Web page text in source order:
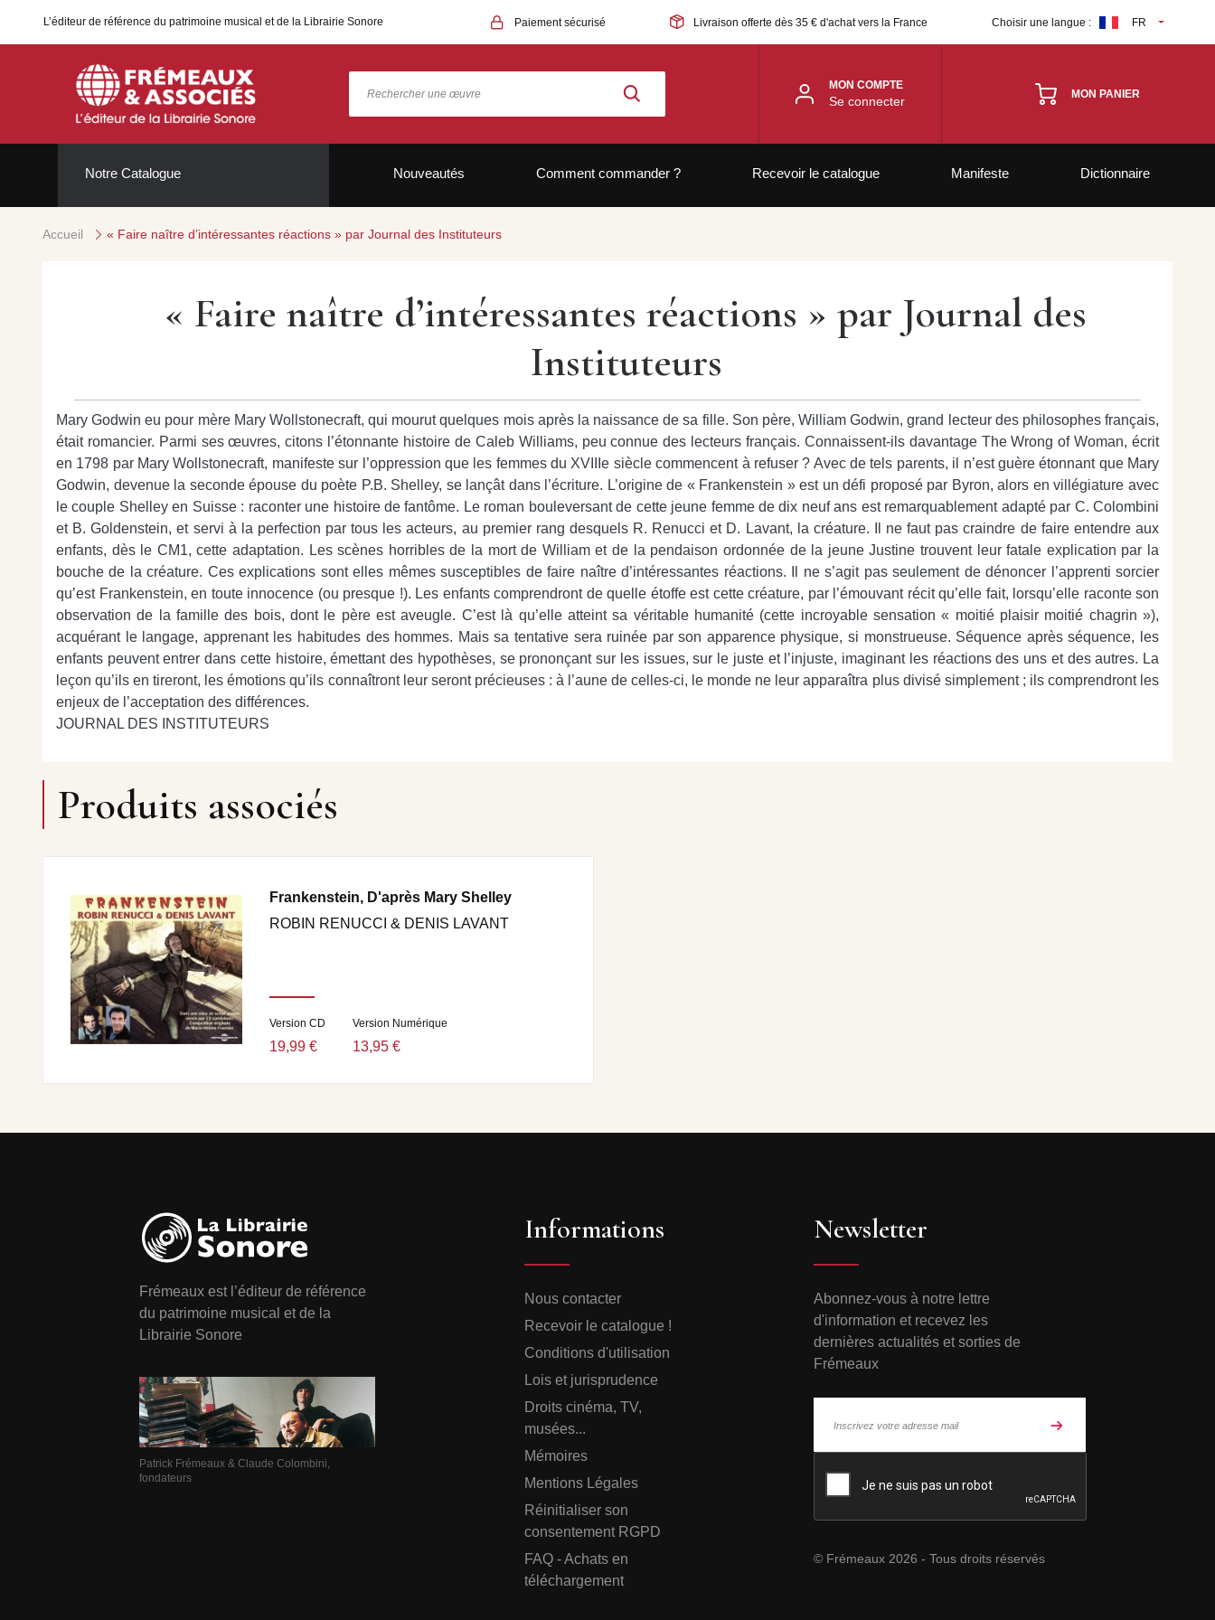
L’éditeur de référence du patrimoine musical et de la Librairie Sonore Paiement sécurisé Livraison offerte dès 35 € d'achat vers la France Choisir une langue : FR
MON COMPTE
Se connecter MON PANIER
Notre Catalogue Nouveautés Comment commander ? Recevoir le catalogue Manifeste Dictionnaire
Accueil « Faire naître d’intéressantes réactions » par Journal des Instituteurs
« Faire naître d’intéressantes réactions » par Journal des
Instituteurs
Mary Godwin eu pour mère Mary Wollstonecraft, qui mourut quelques mois après la naissance de sa fille. Son père, William Godwin, grand lecteur des philosophes français,
était romancier. Parmi ses œuvres, citons l’étonnante histoire de Caleb Williams, peu connue des lecteurs français. Connaissent-ils davantage The Wrong of Woman, écrit
en 1798 par Mary Wollstonecraft, manifeste sur l’oppression que les femmes du XVIIIe siècle commencent à refuser ? Avec de tels parents, il n’est guère étonnant que Mary
Godwin, devenue la seconde épouse du poète P.B. Shelley, se lançât dans l’écriture. L’origine de « Frankenstein » est un défi proposé par Byron, alors en villégiature avec
le couple Shelley en Suisse : raconter une histoire de fantôme. Le roman bouleversant de cette jeune femme de dix neuf ans est remarquablement adapté par C. Colombini
et B. Goldenstein, et servi à la perfection par tous les acteurs, au premier rang desquels R. Renucci et D. Lavant, la créature. Il ne faut pas craindre de faire entendre aux
enfants, dès le CM1, cette adaptation. Les scènes horribles de la mort de William et de la pendaison ordonnée de la jeune Justine trouvent leur fatale explication par la
bouche de la créature. Ces explications sont elles mêmes susceptibles de faire naître d’intéressantes réactions. Il ne s’agit pas seulement de dénoncer l’apprenti sorcier
qu’est Frankenstein, en toute innocence (ou presque !). Les enfants comprendront de quelle étoffe est cette créature, par l’émouvant récit qu’elle fait, lorsqu’elle raconte son
observation de la famille des bois, dont le père est aveugle. C’est là qu’elle atteint sa véritable humanité (cette incroyable sensation « moitié plaisir moitié chagrin »),
acquérant le langage, apprenant les habitudes des hommes. Mais sa tentative sera ruinée par son apparence physique, si monstrueuse. Séquence après séquence, les
enfants peuvent entrer dans cette histoire, émettant des hypothèses, se prononçant sur les issues, sur le juste et l’injuste, imaginant les réactions des uns et des autres. La
leçon qu’ils en tireront, les émotions qu’ils connaîtront leur seront précieuses : à l’aune de celles-ci, le monde ne leur apparaîtra plus divisé simplement ; ils comprendront les
enjeux de l’acceptation des différences.
JOURNAL DES INSTITUTEURS
Produits associés
Frankenstein, D'après Mary Shelley
ROBIN RENUCCI & DENIS LAVANT
Version CD
19,99 €
Version Numérique
13,95 €
Frémeaux est l’éditeur de référence
du patrimoine musical et de la
Librairie Sonore
Patrick Frémeaux & Claude Colombini,
fondateurs
Informations
Nous contacter
Recevoir le catalogue !
Conditions d'utilisation
Lois et jurisprudence
Droits cinéma, TV,
musées...
Mémoires
Mentions Légales
Réinitialiser son
consentement RGPD
FAQ - Achats en
téléchargement
Newsletter
Abonnez-vous à notre lettre
d'information et recevez les
dernières actualités et sorties de
Frémeaux
© Frémeaux 2026 - Tous droits réservés